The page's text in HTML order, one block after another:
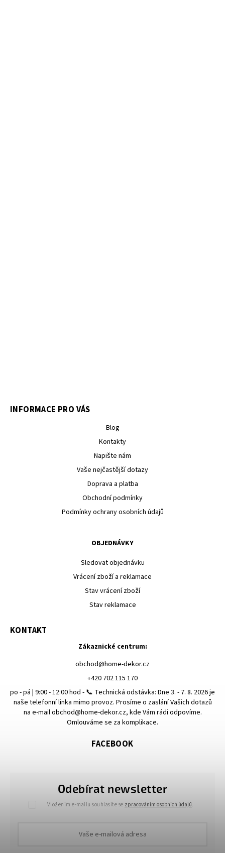
INFORMACE PRO VÁS
Blog
Kontakty
Napište nám
Vaše nejčastější dotazy
Doprava a platba
Obchodní podmínky
Podmínky ochrany osobních údajů
OBJEDNÁVKY
Sledovat objednávku
Vrácení zboží a reklamace
Stav vrácení zboží
Stav reklamace
Odebírat newsletter
Vložením e-mailu souhlasíte se zpracováním osobních údajů.
KONTAKT
Zákaznické centrum:
obchod@home-dekor.cz
+420 702 115 170
po - pá | 9:00 - 12:00 hod - 📞 Technická odstávka: Dne 3. - 7. 8. 2026 je
naše telefonní linka mimo provoz. Prosíme o zaslání Vašich dotazů
na e-mail obchod@home-dekor.cz, kde Vám rádi odpovíme.
Omlouváme se za komplikace.
FACEBOOK